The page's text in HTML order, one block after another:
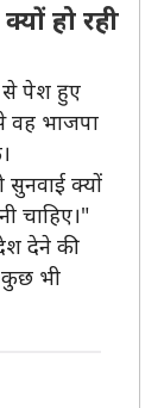
हो रही
से पेश हुए
वह भाजपा
सुनवाई क्यों
चाहिए।"
देने की
भी